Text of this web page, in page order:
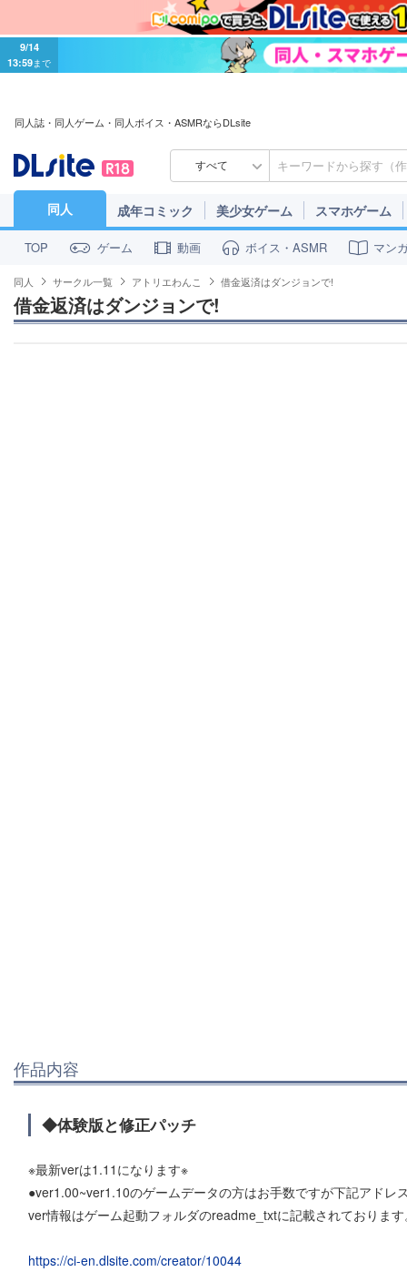
9/14
13:59まで
同人誌・同人ゲーム・同人ボイス・ASMRならDLsite
すべて
同人 成年コミック 美少女ゲーム スマホゲーム
TOP ゲーム 動画 ボイス・ASMR マン
同人 サークル一覧 アトリエわんこ 借金返済はダンジョンで!
借金返済はダンジョンで!
作品内容
◆体験版と修正パッチ
※最新verは1.11になります※
●ver1.00~ver1.10のゲームデータの方はお手数ですが下記アドレ
ver情報はゲーム起動フォルダのreadme_txtに記載されておりま
https://ci-en.dlsite.com/creator/10044